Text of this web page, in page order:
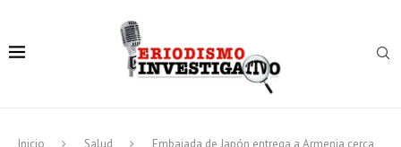
Inicio Salud
Embajada de Japón entrega a Armenia cerca